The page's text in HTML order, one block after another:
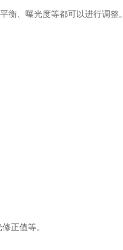
衡、曝光度等都可以进行调整。
正值等。